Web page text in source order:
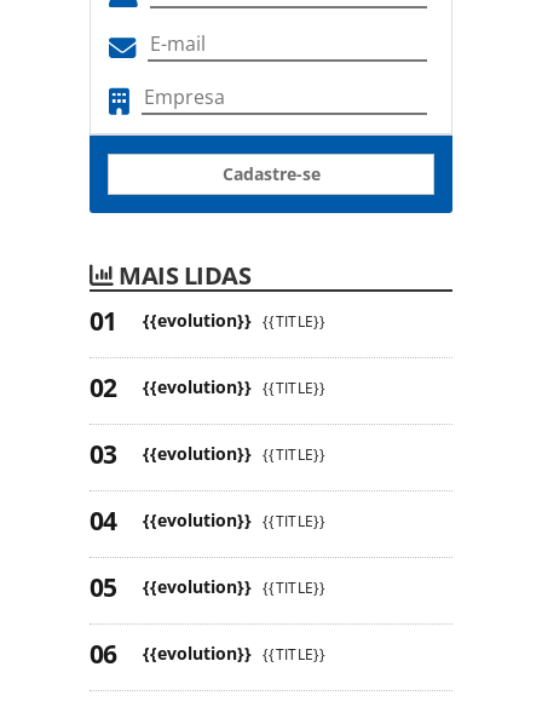
Cadastre-se
MAIS LIDAS
{{evolution}} {{TITLE}}
{{evolution}} {{TITLE}}
{{evolution}} {{TITLE}}
{{evolution}} {{TITLE}}
{{evolution}} {{TITLE}}
{{evolution}} {{TITLE}}